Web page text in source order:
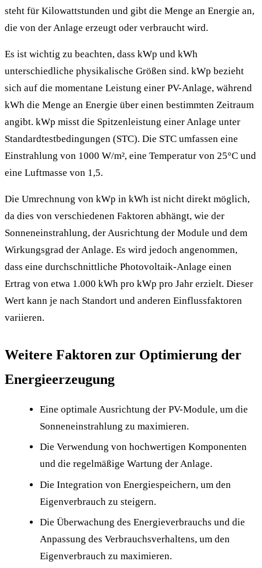
steht für Kilowattstunden und gibt die Menge an Energie an,
die von der Anlage erzeugt oder verbraucht wird.
Es ist wichtig zu beachten, dass kWp und kWh
unterschiedliche physikalische Größen sind. kWp bezieht
sich auf die momentane Leistung einer PV-Anlage, während
kWh die Menge an Energie über einen bestimmten Zeitraum
angibt. kWp misst die Spitzenleistung einer Anlage unter
Standardtestbedingungen (STC). Die STC umfassen eine
Einstrahlung von 1000 W/m², eine Temperatur von 25°C und
eine Luftmasse von 1,5.
Die Umrechnung von kWp in kWh ist nicht direkt möglich,
da dies von verschiedenen Faktoren abhängt, wie der
Sonneneinstrahlung, der Ausrichtung der Module und dem
Wirkungsgrad der Anlage. Es wird jedoch angenommen,
dass eine durchschnittliche Photovoltaik-Anlage einen
Ertrag von etwa 1.000 kWh pro kWp pro Jahr erzielt. Dieser
Wert kann je nach Standort und anderen Einflussfaktoren
variieren.
Weitere Faktoren zur Optimierung der
Energieerzeugung
Eine optimale Ausrichtung der PV-Module, um die
Sonneneinstrahlung zu maximieren.
Die Verwendung von hochwertigen Komponenten
und die regelmäßige Wartung der Anlage.
Die Integration von Energiespeichern, um den
Eigenverbrauch zu steigern.
Die Überwachung des Energieverbrauchs und die
Anpassung des Verbrauchsverhaltens, um den
Eigenverbrauch zu maximieren.